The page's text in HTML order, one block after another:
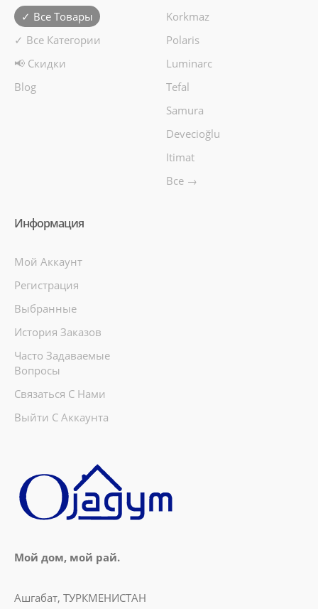
✓ Все Товары
✓ Все Категории
📢 Скидки
Blog
Korkmaz
Polaris
Luminarc
Tefal
Samura
Devecioğlu
Itimat
Все →
Информация
Мой Аккаунт
Регистрация
Выбранные
История Заказов
Часто Задаваемые
Вопросы
Связаться С Нами
Выйти С Аккаунта
Мой дом, мой рай.
Ашгабат, ТУРКМЕНИСТАН